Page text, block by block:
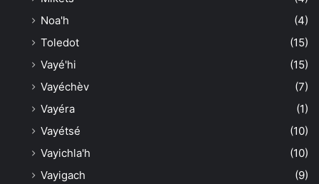
Noa'h
(4)
Toledot
(15)
Vayé'hi
(15)
Vayéchèv
(7)
Vayéra
(1)
Vayétsé
(10)
Vayichla'h
(10)
Vayigach
(9)